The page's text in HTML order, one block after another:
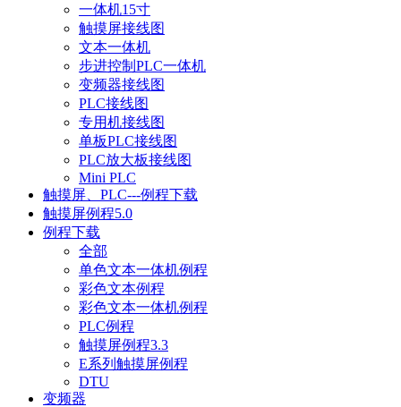
一体机15寸
触摸屏接线图
文本一体机
步进控制PLC一体机
变频器接线图
PLC接线图
专用机接线图
单板PLC接线图
PLC放大板接线图
Mini PLC
触摸屏、PLC---例程下载
触摸屏例程5.0
例程下载
全部
单色文本一体机例程
彩色文本例程
彩色文本一体机例程
PLC例程
触摸屏例程3.3
E系列触摸屏例程
DTU
变频器